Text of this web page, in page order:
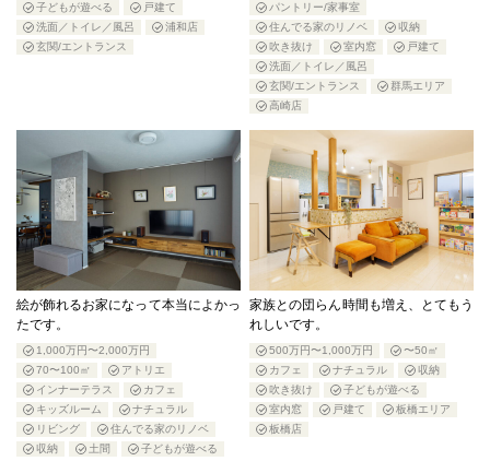
子どもが遊べる
戸建て
洗面／トイレ／風呂
浦和店
玄関/エントランス
パントリー/家事室
住んでる家のリノベ
収納
吹き抜け
室内窓
戸建て
洗面／トイレ／風呂
玄関/エントランス
群馬エリア
高崎店
絵が飾れるお家になって本当によかっ
たです。
1,000万円〜2,000万円
70〜100㎡
アトリエ
インナーテラス
カフェ
キッズルーム
ナチュラル
リビング
住んでる家のリノベ
収納
土間 子どもが遊べる
家族との団らん時間も増え、とてもう
れしいです。
500万円〜1,000万円
〜50㎡
カフェ
ナチュラル
収納
吹き抜け
子どもが遊べる
室内窓
戸建て
板橋エリア
板橋店